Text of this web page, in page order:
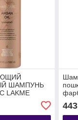
ШАМПУНЬ
LAKME
443